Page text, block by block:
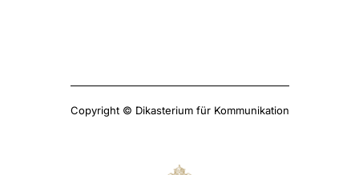
Copyright © Dikasterium für Kommunikation